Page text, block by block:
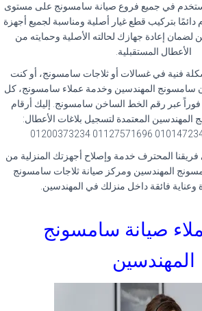
تُستخدم في جميع فروع صيانة سامسونج على مستوى
دائمًا بتركيب قطع غيار أصلية ومناسبة لجميع أجهزة
إعادة جهازك لحالته الأصلية وحمايته من
الأعطال المستقبلية.
فنية في غسالات أو ثلاجات سامسونج، أو كنت
سامسونج المهندسين وخدمة عملاء سامسونج، كل
فوراً عبر رقم الخط الساخن سامسونج. إليك أرقام
المعتمدة لتسجيل بلاغات الأعطال:
فريقنا المحترف خدمة وإصلاح أجهزتك المنزلية من
المهندسين ومركز صيانة ثلاجات سامسونج
وعناية فائقة داخل منزلك في المهندسين.
صيانة سامسونج
المهندسين